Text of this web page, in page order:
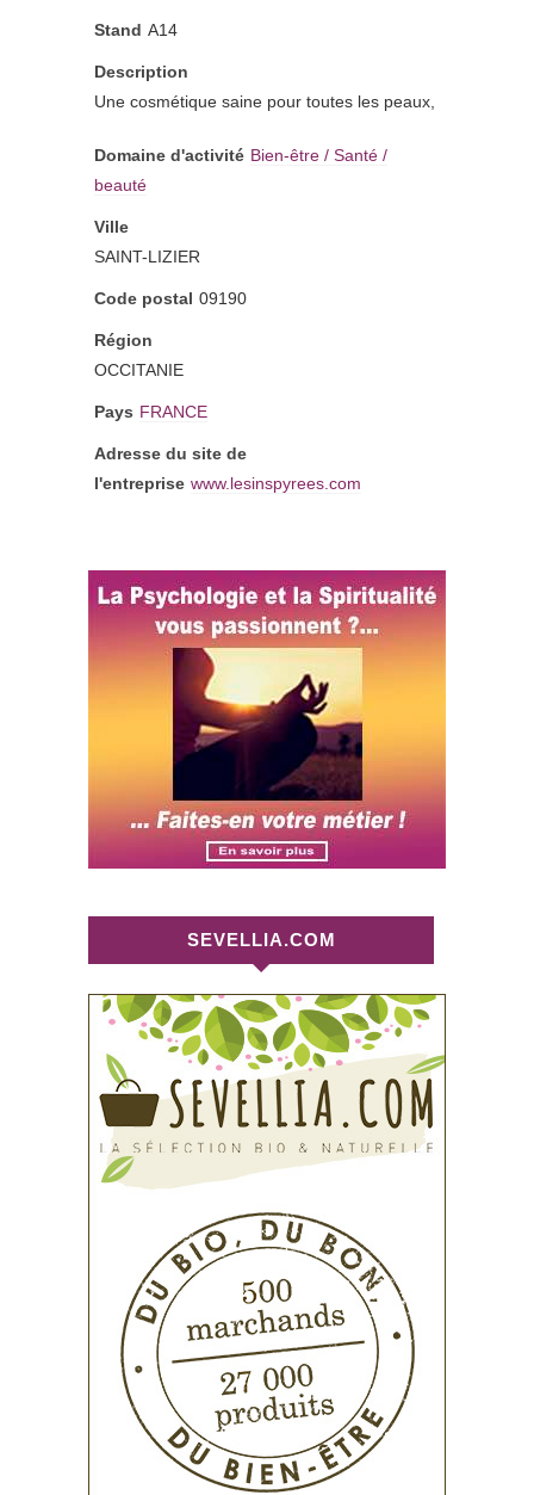
Stand A14
Description
Une cosmétique saine pour toutes les peaux,
Domaine d'activité Bien-être / Santé /
beauté
Ville
SAINT-LIZIER
Code postal 09190
Région
OCCITANIE
Pays FRANCE
Adresse du site de
l'entreprise www.lesinspyrees.com
SEVELLIA.COM